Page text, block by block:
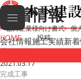
協力企業様向け書式 個
会社情報施工実績新
新着情報
HOME 投稿
2021.03.17
完成工事